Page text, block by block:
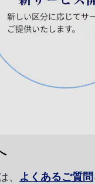
、 よくあるご質問